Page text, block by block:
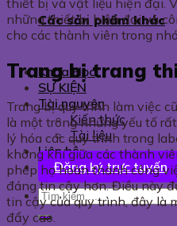
Các sản phẩm khác
Khóa Học
SỰ KIỆN
Tài nguyên
Kiến thức
Tài liệu
Liên hệ
Đăng ký trực tuyến
những thiết bị hiện đại và
cho các thành viên trong
Trang bị trang
Trang bị quy trình làm việc
là một trong những yếu tố
lý hóa các quy trình trong
không khí giữa các thành
phép họ hoàn thành công
đáng tin cậy hơn. Điều này
tin cậy của quy trình, đây là
đẩy cao.